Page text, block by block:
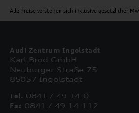
Alle Preise verstehen sich inklusive gesetzlicher
Audi Zentrum Ingolstadt
Karl Brod GmbH
Neuburger Straße 75
85057 Ingolstadt
Tel. 0841 / 49 14-0
Fax 0841 / 49 14-112